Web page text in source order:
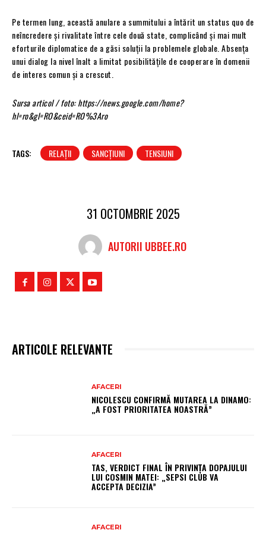
Pe termen lung, această anulare a summitului a întărit un status quo de
neîncredere și rivalitate între cele două state, complicând și mai mult
eforturile diplomatice de a găsi soluții la problemele globale. Absența
unui dialog la nivel înalt a limitat posibilitățile de cooperare în domenii
de interes comun și a crescut.
Sursa articol / foto: https://news.google.com/home?
hl=ro&gl=RO&ceid=RO%3Aro
TAGS: RELAȚII SANCȚIUNI TENSIUNI
31 OCTOMBRIE 2025
AUTORII UBBEE.RO
ARTICOLE RELEVANTE
AFACERI
NICOLESCU CONFIRMĂ MUTAREA LA DINAMO:
„A FOST PRIORITATEA NOASTRĂ”
AFACERI
TAS, VERDICT FINAL ÎN PRIVINȚA DOPAJULUI
LUI COSMIN MATEI: „SEPSI CLUB VA
ACCEPTA DECIZIA”
AFACERI